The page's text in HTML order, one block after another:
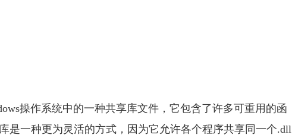
操作系统中的一种共享库文件，它包含了许多可重用的函
是一种更为灵活的方式，因为它允许各个程序共享同一个.dll